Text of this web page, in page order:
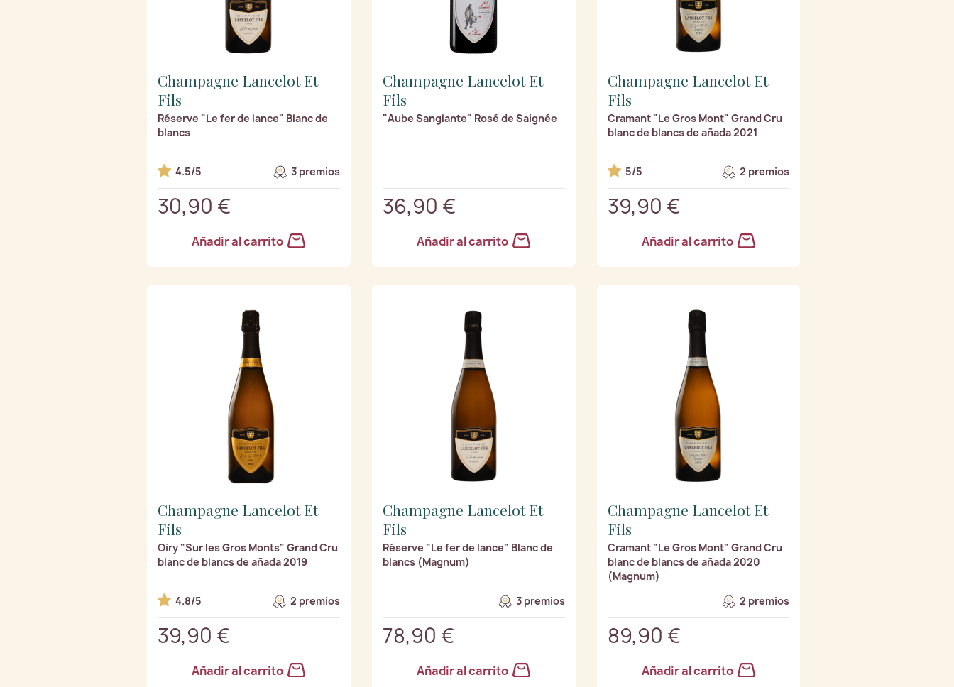
Champagne Lancelot Et
Fils
Réserve "Le fer de lance" Blanc de
blancs
4.5/5 3 premios
30,90 €
Añadir al carrito
Champagne Lancelot Et
Fils
"Aube Sanglante" Rosé de Saignée
36,90 €
Añadir al carrito
Champagne Lancelot Et
Fils
Cramant "Le Gros Mont" Grand Cru
blanc de blancs de añada 2021
5/5 2 premios
39,90 €
Añadir al carrito
Champagne Lancelot Et
Fils
Oiry "Sur les Gros Monts" Grand Cru
blanc de blancs de añada 2019
4.8/5 2 premios
39,90 €
Añadir al carrito
Champagne Lancelot Et
Fils
Réserve "Le fer de lance" Blanc de
blancs (Magnum)
3 premios
78,90 €
Añadir al carrito
Champagne Lancelot Et
Fils
Cramant "Le Gros Mont" Grand Cru
blanc de blancs de añada 2020
(Magnum)
2 premios
89,90 €
Añadir al carrito